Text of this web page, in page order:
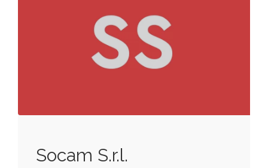
Socam S.r.l.